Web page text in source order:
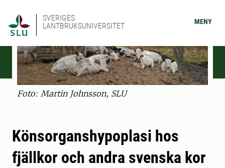
SVERIGES
LANTBRUKSUNIVERSITET
MENY
Foto: Martin Johnsson, SLU
Könsorganshypoplasi hos
fjällkor och andra svenska kor